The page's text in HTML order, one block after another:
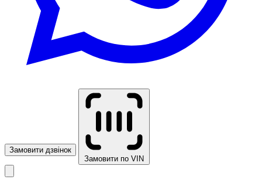
Замовити дзвінок
Замовити по VIN